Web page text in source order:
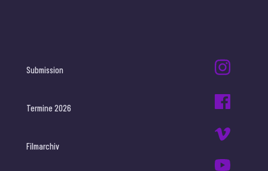
Submission
Termine 2026
Filmarchiv